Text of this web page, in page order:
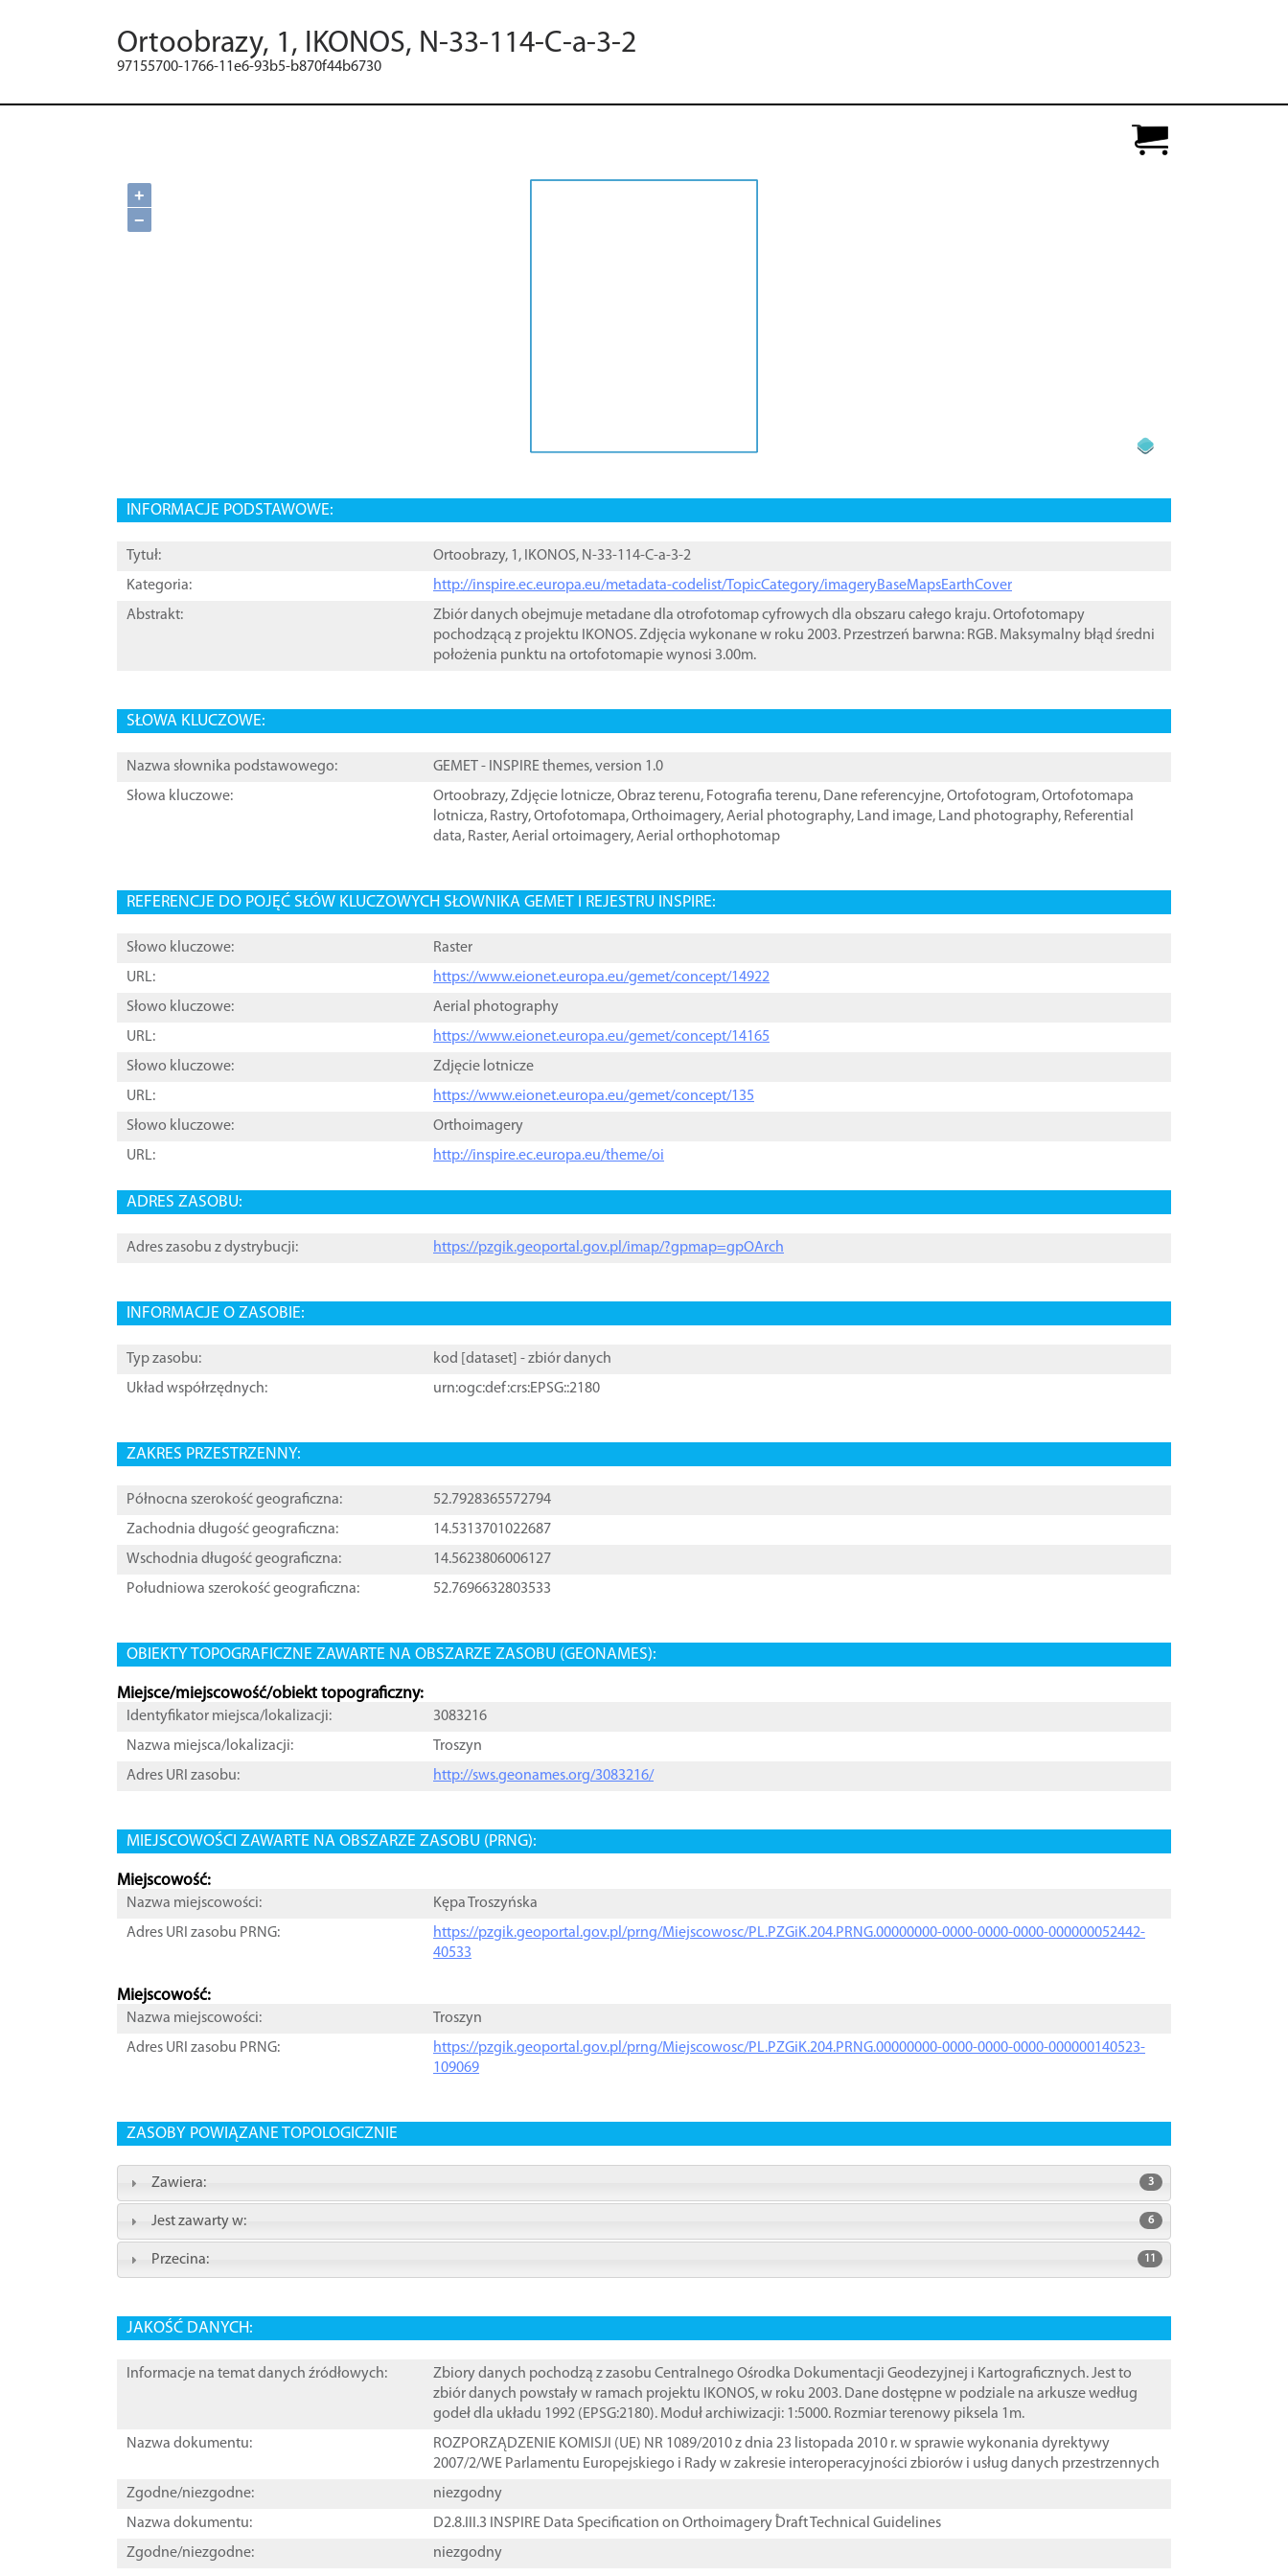
Ortoobrazy, 1, IKONOS, N-33-114-C-a-3-2
97155700-1766-11e6-93b5-b870f44b6730
+
−
INFORMACJE PODSTAWOWE:
Tytuł:
Ortoobrazy, 1, IKONOS, N-33-114-C-a-3-2
Kategoria:
http://inspire.ec.europa.eu/metadata-codelist/TopicCategory/imageryBaseMapsEarthCover
Abstrakt:
Zbiór danych obejmuje metadane dla otrofotomap cyfrowych dla obszaru całego kraju. Ortofotomapy
pochodzącą z projektu IKONOS. Zdjęcia wykonane w roku 2003. Przestrzeń barwna: RGB. Maksymalny błąd średni
położenia punktu na ortofotomapie wynosi 3.00m.
SŁOWA KLUCZOWE:
Nazwa słownika podstawowego:
GEMET - INSPIRE themes, version 1.0
Słowa kluczowe:
Ortoobrazy,Zdjęcie lotnicze,Obraz terenu, Fotografia terenu, Dane referencyjne,Ortofotogram,Ortofotomapa
lotnicza, Rastry,Ortofotomapa,Orthoimagery,Aerial photography, Land image, Land photography, Referential
data, Raster,Aerial ortoimagery,Aerial orthophotomap
REFERENCJE DO POJĘĆ SŁÓW KLUCZOWYCH SŁOWNIKA GEMET I REJESTRU INSPIRE:
Słowo kluczowe:
Raster
URL:
https://www.eionet.europa.eu/gemet/concept/14922
Słowo kluczowe:
Aerial photography
URL:
https://www.eionet.europa.eu/gemet/concept/14165
Słowo kluczowe:
Zdjęcie lotnicze
URL:
https://www.eionet.europa.eu/gemet/concept/135
Słowo kluczowe:
Orthoimagery
URL:
http://inspire.ec.europa.eu/theme/oi
ADRES ZASOBU:
Adres zasobu z dystrybucji: https://pzgik.geoportal.gov.pl/imap/?gpmap=gpOArch
INFORMACJE O ZASOBIE:
Typ zasobu: kod [ dataset ] - zbiór danych
Układ współrzędnych:
urn:ogc:def:crs:EPSG::2180
ZAKRES PRZESTRZENNY:
Północna szerokość geograficzna:
52.7928365572794
Zachodnia długość geograficzna:
14.5313701022687
Wschodnia długość geograficzna:
14.5623806006127
Południowa szerokość geograficzna:
52.7696632803533
OBIEKTY TOPOGRAFICZNE ZAWARTE NA OBSZARZE ZASOBU (GEONAMES):
Miejsce/miejscowość/obiekt topograficzny:
Identyfikator miejsca/lokalizacji:
3083216
Nazwa miejsca/lokalizacji:
Troszyn
Adres URI zasobu:
http://sws.geonames.org/3083216/
MIEJSCOWOŚCI ZAWARTE NA OBSZARZE ZASOBU (PRNG):
Miejscowość:
Nazwa miejscowości:
Kępa Troszyńska
Adres URI zasobu PRNG:
https://pzgik.geoportal.gov.pl/prng/Miejscowosc/PL.PZGiK.204.PRNG.00000000-0000-0000-0000-000000052442-
40533
Miejscowość:
Nazwa miejscowości:
Troszyn
Adres URI zasobu PRNG:
https://pzgik.geoportal.gov.pl/prng/Miejscowosc/PL.PZGiK.204.PRNG.00000000-0000-0000-0000-000000140523-
109069
ZASOBY POWIĄZANE TOPOLOGICZNIE
Zawiera: 3
Jest zawarty w: 6
Przecina: 11
JAKOŚĆ DANYCH:
Informacje na temat danych źródłowych:
Zbiory danych pochodzą z zasobu Centralnego Ośrodka Dokumentacji Geodezyjnej i Kartograficznych. Jest to
zbiór danych powstały w ramach projektu IKONOS, w roku 2003. Dane dostępne w podziale na arkusze według
godeł dla układu 1992 (EPSG:2180). Moduł archiwizacji: 1:5000. Rozmiar terenowy piksela 1m.
Nazwa dokumentu:
ROZPORZĄDZENIE KOMISJI (UE) NR 1089/2010 z dnia 23 listopada 2010 r. w sprawie wykonania dyrektywy
2007/2/WE Parlamentu Europejskiego i Rady w zakresie interoperacyjności zbiorów i usług danych przestrzennych
Zgodne/niezgodne:
niezgodny
Nazwa dokumentu:
D2.8.III.3 INSPIRE Data Specification on Orthoimagery ֠Draft Technical Guidelines
Zgodne/niezgodne:
niezgodny